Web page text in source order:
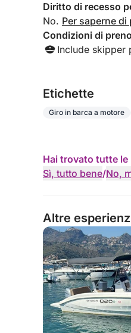
Diritto di recesso
No. Per saperne di
Condizioni di
Include skipper
Etichette
Giro in barca a motore
Hai trovato tutte
Sì, tutto bene/No,
Altre